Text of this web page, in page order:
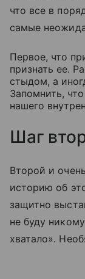
что все в
самые
Первое, что
признать ее.
стыдом, а
Запомнить,
нашего
Шаг
Второй и
историю об
защитно
не буду
хватало».